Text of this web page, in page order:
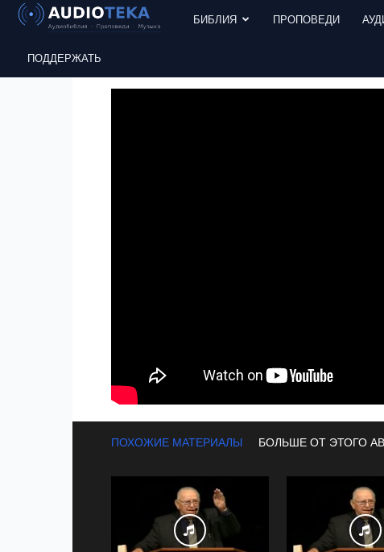
БИБЛИЯ ПРОПОВЕДИ
ПОДДЕРЖАТЬ
ПОХОЖИЕ МАТЕРИАЛЫ БОЛЬШЕ ОТ ЭТОГО